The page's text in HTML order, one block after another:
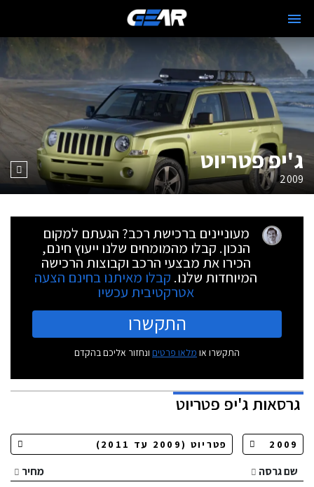
ג'יפ פטריוט
2009
מעוניינים ברכישת רכב? הגעתם למקום
הנכון. קבלו מהמומחים שלנו ייעוץ חינם,
הכירו את מבצעי הרכב וקבוצות הרכישה
המיוחדות שלנו. קבלו מאיתנו בחינם הצעה
אטרקטיבית עכשיו
התקשרו
התקשרו או מלאו פרטים ונחזור אליכם בהקדם
גרסאותג'יפ פטריוט
שם גרסה
מחיר